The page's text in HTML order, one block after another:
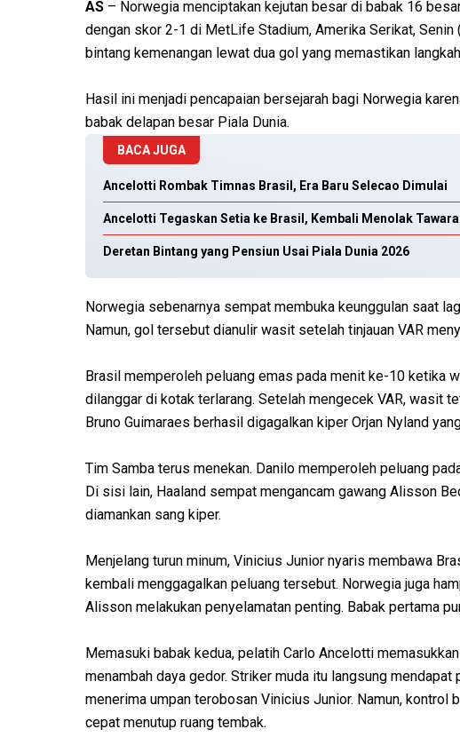
AS – Norwegia menciptakan kejutan besar di babak 16
dengan skor 2-1 di MetLife Stadium, Amerika Serikat,
bintang kemenangan lewat dua gol yang memastikan
Hasil ini menjadi pencapaian bersejarah bagi Norwegia
babak delapan besar Piala Dunia.
BACA JUGA
Ancelotti Rombak Timnas Brasil, Era Baru Selecao Dimulai
Ancelotti Tegaskan Setia ke Brasil, Kembali Menolak
Deretan Bintang yang Pensiun Usai Piala Dunia 2026
Norwegia sebenarnya sempat membuka keunggulan saat
Namun, gol tersebut dianulir wasit setelah tinjauan VAR
Brasil memperoleh peluang emas pada menit ke-10 ketika
dilanggar di kotak terlarang. Setelah mengecek VAR, wasit
Bruno Guimaraes berhasil digagalkan kiper Orjan Nyland
Tim Samba terus menekan. Danilo memperoleh peluang
Di sisi lain, Haaland sempat mengancam gawang Alisson
diamankan sang kiper.
Menjelang turun minum, Vinicius Junior nyaris membawa
kembali menggagalkan peluang tersebut. Norwegia juga
Alisson melakukan penyelamatan penting. Babak pertama
Memasuki babak kedua, pelatih Carlo Ancelotti
menambah daya gedor. Striker muda itu langsung
menerima umpan terobosan Vinicius Junior. Namun, kontrol
cepat menutup ruang tembak.